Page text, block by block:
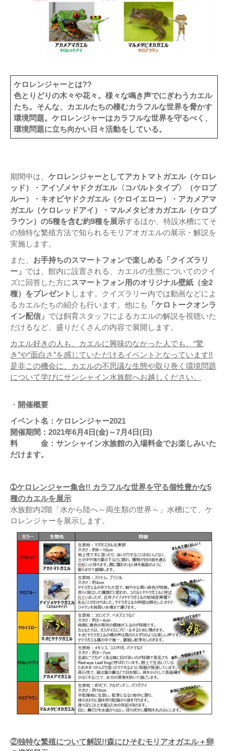
ケロレンジャーとは??
色とりどりの木々や花々。様々な鳴き声でにぎわうカエル
たち。そんな、カエルたちの棲むカラフルな世界を脅かす
環境問題。ケロレンジャーはカラフルな世界を守るべく、
環境問題に立ち向かい日々活動をしている。
期間中は、 ケロレンジャーとしてアカトマトガエル（ケロレ
ッド）・アイゾメヤドクガエル〈コバルトタイプ〉（ケロブ
ルー）・キオビヤドクガエル（ケロイエロー）・アカメアマ
ガエル（ケロレッドアイ）・マルメタピオカガエル（ケロブ
ラウン）の5種を含む約9種を展示するほか、特設水槽にてそ
の独特な繁殖方法で知られるモリアオガエルの展示・解説を
実施します。
また、 お手持ちのスマートフォンで楽しめる「クイズラリ
ー」 では、館内に設置される、カエルの生態についてのクイ
ズに回答した方に スマートフォン用のオリジナル壁紙（全2
種）をプレゼント します。クイズラリー内では動画などによ
るカエルたちの紹介も行います。他にも
「ケロトークオンラ
イン配信」 では飼育スタッフによるカエルの解説を視聴いた
だけるなど、盛りだくさんの内容で展開します。
カエル好きの人も、カエルに興味のなかった人でも、“驚
き”や“面白さ”を感じていただけるイベントとなっています!!
是非この機会に、カエルの不思議な生態や取り巻く環境問題
について学びにサンシャイン水族館へお越しください。
・ 開催概要
イベント名：ケロレンジャー2021
開催期間：2021年6月4日(金)～7月4日(日)
料 金：サンシャイン水族館の入場料金でお楽しみいた
だけます。
➀ケロレンジャー集合!! カラフルな世界を守る個性豊かな5
種のカエルを展示
水族館内2階「水から陸へ～両生類の世界～」水槽にて、ケ
ロレンジャーを展示します。
②独特な繁殖について解説!!森にひそむモリアオガエル＋卵